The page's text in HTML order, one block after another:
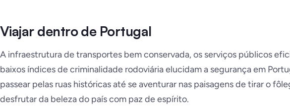
Viajar dentro de Portugal
A infraestrutura de transportes bem conservada, os serviços públicos
baixos índices de criminalidade rodoviária elucidam a segurança em
passear pelas ruas históricas até se aventurar nas paisagens de tirar o
desfrutar da beleza do país com paz de espírito.